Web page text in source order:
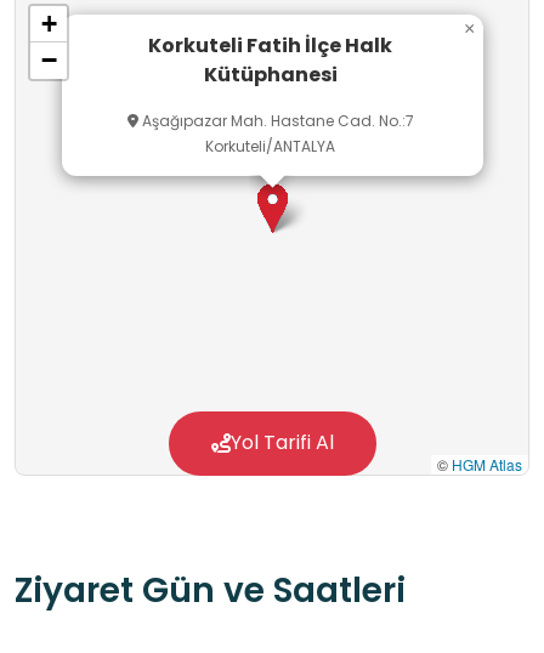
kütüphanemize üye olarak 15 gün süre ile en
fazla 3 kitabı ödünç alabilmektedir.
Korkuteli Fatih İlçe Halk
Kütüphanesi
Aşağıpazar Mah. Hastane Cad. No.:7
Korkuteli/ANTALYA
×
+
−
© HGM Atlas
Yol Tarifi Al
Ziyaret Gün ve Saatleri